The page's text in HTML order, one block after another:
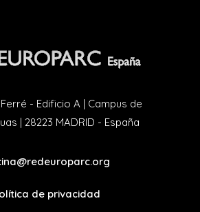
- Edificio A | Campus de
| 28223 MADRID - España
de privacidad